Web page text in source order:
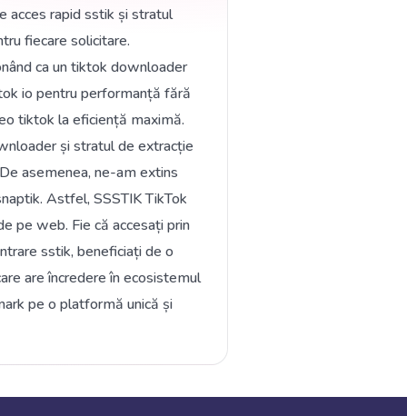
acces rapid sstik și stratul
fiecare solicitare.
ca un tiktok downloader
io pentru performanță fără
tiktok la eficiență maximă.
și stratul de extracție
asemenea, ne-am extins
Astfel, SSSTIK TikTok
pe web. Fie că accesați prin
sstik, beneficiați de o
are încredere în ecosistemul
pe o platformă unică și